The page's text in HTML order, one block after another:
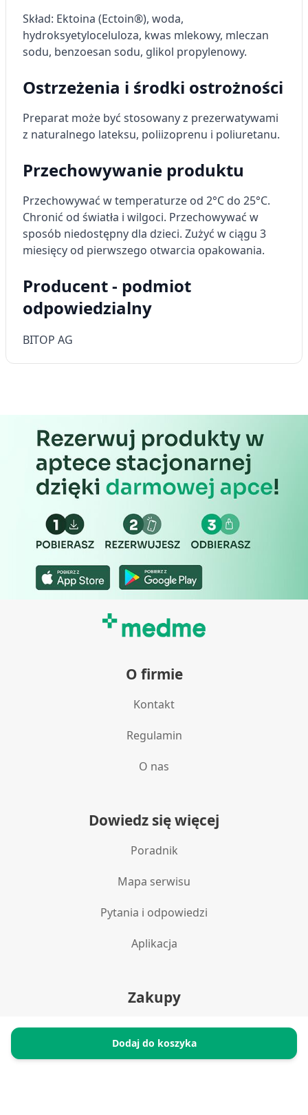
Dodaj do koszyka
Skład: Ektoina (Ectoin®), woda,
hydroksyetyloceluloza, kwas mlekowy, mleczan
sodu, benzoesan sodu, glikol propylenowy.
Ostrzeżenia i środki ostrożności
Preparat może być stosowany z prezerwatywami
z naturalnego lateksu, poliizoprenu i poliuretanu.
Przechowywanie produktu
Przechowywać w temperaturze od 2°C do 25°C.
Chronić od światła i wilgoci. Przechowywać w
sposób niedostępny dla dzieci. Zużyć w ciągu 3
miesięcy od pierwszego otwarcia opakowania.
Producent - podmiot
odpowiedzialny
BITOP AG
O firmie
Kontakt
Regulamin
O nas
Dowiedz się więcej
Poradnik
Mapa serwisu
Pytania i odpowiedzi
Aplikacja
Zakupy
Polityka prywatności
Reklamacje i zwroty